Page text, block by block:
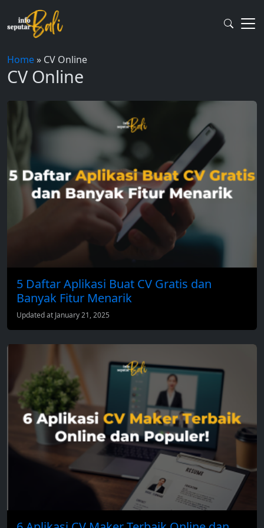
content
Home» CV Online
CV Online
5 Daftar Aplikasi Buat CV Gratis dan
Banyak Fitur Menarik
Updated at January 21, 2025